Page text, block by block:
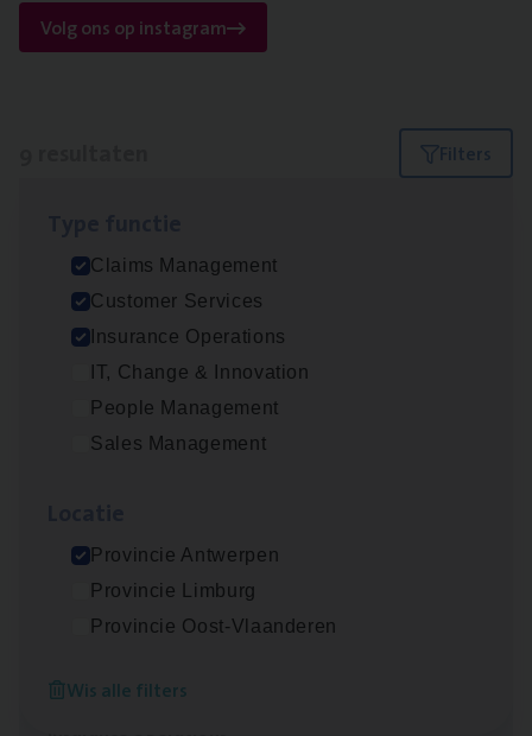
Volg ons op instagram
Filters
Claims Management
Customer Services
Insurance Operations
IT, Change & Innovation
People Management
Sales Management
Provincie Antwerpen
Provincie Limburg
Provincie Oost-Vlaanderen
Wis alle filters
Dos­sier­be­heer­der ver­ze­ke­rin­gen — Soci­al
Pro­fit en Public
Insurance Operations
Antwerpen
Antwerpen
Benefits